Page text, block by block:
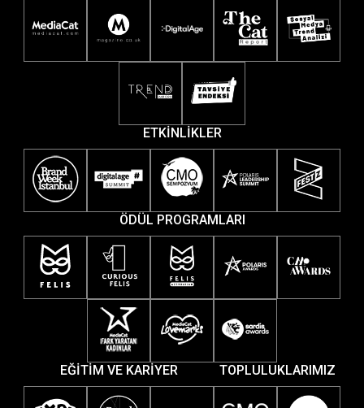
ETKİNLİKLER
ÖDÜL PROGRAMLARI
EĞİTİM VE KARİYER TOPLULUKLARIMIZ